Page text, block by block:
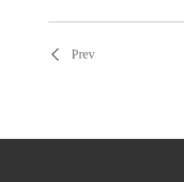
Prev